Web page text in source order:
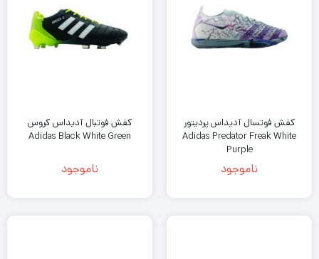
کفش فوتسال آدیداس پردیتور
Adidas Predator Freak White
Purple
ناموجود
کفش فوتبال آدیداس کروس
Adidas Black White Green
ناموجود